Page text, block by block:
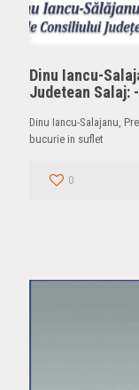
Dinu Iancu-
Judetean
Dinu Iancu-Salajanu,
bucurie in suflet
0